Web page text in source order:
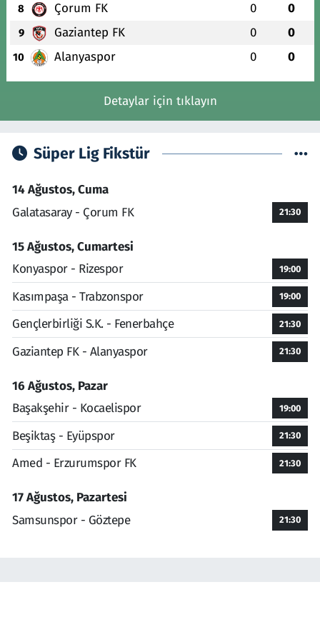
8 Çorum FK 0 0
9 Gaziantep FK 0 0
10 Alanyaspor 0 0
Detaylar için tıklayın
Süper Lig Fikstür
14 Ağustos, Cuma
Galatasaray - Çorum FK
21:30
15 Ağustos, Cumartesi
Konyaspor - Rizespor
19:00
Kasımpaşa - Trabzonspor 19:00
Gençlerbirliği S.K. - Fenerbahçe 21:30
Gaziantep FK - Alanyaspor 21:30
16 Ağustos, Pazar
Başakşehir - Kocaelispor
19:00
Beşiktaş - Eyüpspor 21:30
Amed - Erzurumspor FK 21:30
17 Ağustos, Pazartesi
Samsunspor - Göztepe
21:30